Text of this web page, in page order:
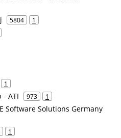
5804 1
1
- ATI 973 1
Software Solutions Germany
1